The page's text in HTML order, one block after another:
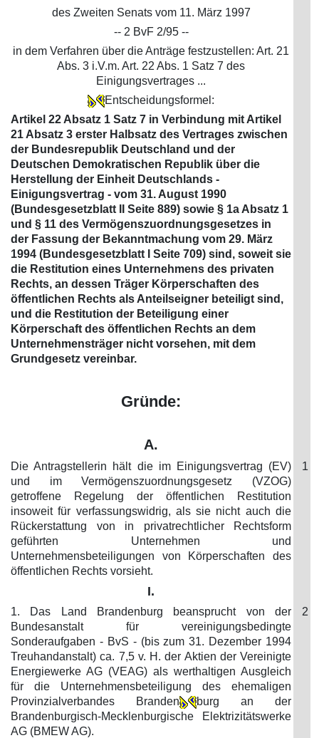
des Zweiten Senats vom 11. März 1997
-- 2 BvF 2/95 --
in dem Verfahren über die Anträge festzustellen: Art. 21
Abs. 3 i.V.m. Art. 22 Abs. 1 Satz 7 des
Einigungsvertrages ...
Entscheidungsformel:
Artikel 22 Absatz 1 Satz 7 in Verbindung mit Artikel
21 Absatz 3 erster Halbsatz des Vertrages zwischen
der Bundesrepublik Deutschland und der
Deutschen Demokratischen Republik über die
Herstellung der Einheit Deutschlands -
Einigungsvertrag - vom 31. August 1990
(Bundesgesetzblatt II Seite 889) sowie § 1a Absatz 1
und § 11 des Vermögenszuordnungsgesetzes in
der Fassung der Bekanntmachung vom 29. März
1994 (Bundesgesetzblatt I Seite 709) sind, soweit sie
die Restitution eines Unternehmens des privaten
Rechts, an dessen Träger Körperschaften des
öffentlichen Rechts als Anteilseigner beteiligt sind,
und die Restitution der Beteiligung einer
Körperschaft des öffentlichen Rechts an dem
Unternehmensträger nicht vorsehen, mit dem
Grundgesetz vereinbar.
Gründe:
A.
Die Antragstellerin hält die im Einigungsvertrag (EV)
und im Vermögenszuordnungsgesetz (VZOG)
getroffene Regelung der öffentlichen Restitution
insoweit für verfassungswidrig, als sie nicht auch die
Rückerstattung von in privatrechtlicher Rechtsform
geführten Unternehmen und
Unternehmensbeteiligungen von Körperschaften des
öffentlichen Rechts vorsieht.
1
I.
1. Das Land Brandenburg beansprucht von der
Bundesanstalt für vereinigungsbedingte
Sonderaufgaben - BvS - (bis zum 31. Dezember 1994
Treuhandanstalt) ca. 7,5 v. H. der Aktien der Vereinigte
Energiewerke AG (VEAG) als werthaltigen Ausgleich
für die Unternehmensbeteiligung des ehemaligen
Provinzialverbandes Branden
burg an der
Brandenburgisch-Mecklenburgische Elektrizitätswerke
AG (BMEW AG).
2